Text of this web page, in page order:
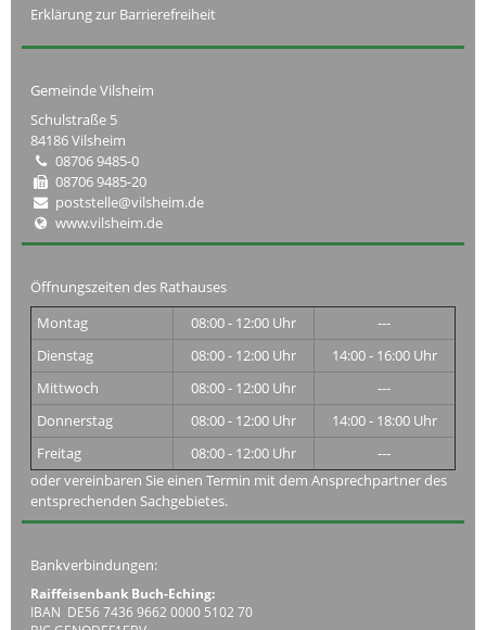
Erklärung zur Barrierefreiheit
Gemeinde Vilsheim
Schulstraße 5
84186 Vilsheim
08706 9485-0
08706 9485-20
poststelle@vilsheim.de
www.vilsheim.de
Öffnungszeiten des Rathauses
Montag
08:00 - 12:00 Uhr
---
Dienstag
08:00 - 12:00 Uhr
14:00 - 16:00 Uhr
Mittwoch
08:00 - 12:00 Uhr
---
Donnerstag
08:00 - 12:00 Uhr
14:00 - 18:00 Uhr
Freitag
08:00 - 12:00 Uhr
---
oder vereinbaren Sie einen Termin mit dem Ansprechpartner des
entsprechenden Sachgebietes.
Bankverbindungen:
Raiffeisenbank Buch-Eching:
IBAN DE56 7436 9662 0000 5102 70